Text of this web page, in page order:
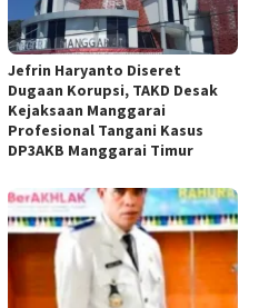
Jefrin Haryanto Diseret
Dugaan Korupsi, TAKD Desak
Kejaksaan Manggarai
Profesional Tangani Kasus
DP3AKB Manggarai Timur